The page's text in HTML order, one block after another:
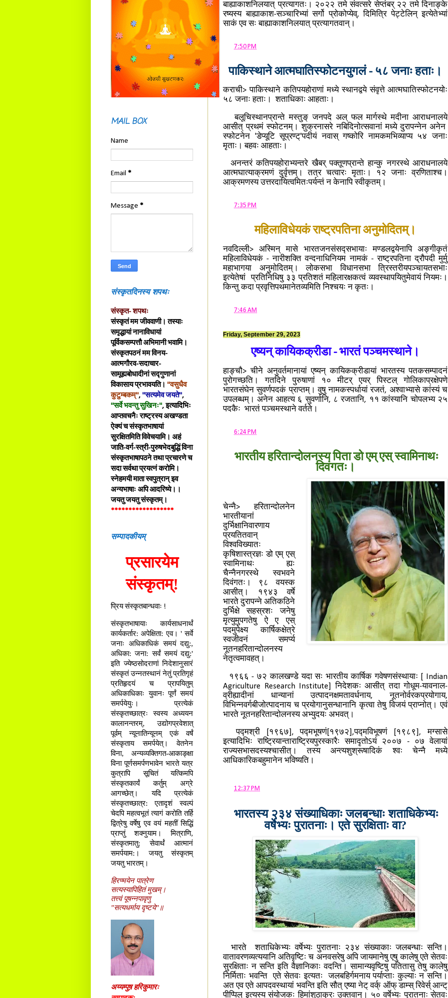
बाह्याकाशनिलयात् प्रत्यागतः। २०२२ तमे संवत्सरे सेप्तंबर् २२ तमे दिनाङ्के
रष्यस्य बाह्याकाश-सञ्चारिभ्यां सर्गो प्रोकोप्येव्, दिमित्रि पेट्टेलिन् इत्येतेभ्यां
साकं एव सः बाह्याकाशनिलयात् प्रत्यागतवान्।
7:50 PM
पाकिस्थाने आत्मघातिस्फोटनयुगलं - ५८ जनाः हताः।
कराची> पाकिस्थाने कतिपयहोराणां मध्ये स्थानद्वये संवृत्ते आत्मघातिस्फोटनयोः
५८ जनाः हताः। शताधिकाः आहताः।
बलूचिस्थानप्रान्ते मस्तुङ् जनपदे अल् फल मार्गस्थे मदीना आराधनालये
आसीत् प्रथमं स्फोटनम्। शुक्रनासरे नबिदिनोत्सवानां मध्ये दुरापन्नेन अनेन
स्फोटनेन 'डेप्यूटि सूप्रण्ट्'पदीय‌ं नवास् गष्कोरि नामकमभिव्याप्य ५४ जनाः
मृताः। बहवः आहताः।
अनन्तरं कतिपयहोराभ्यन्तरे खैबर् पक्तूणप्रान्ते हान्कु नगरस्थे आराधनालये
आत्मघात्याक्रमणं दुर्वृत्तम्। तत्र चत्वारः मृताः। १२ जनाः व्रणिताश्च।
आक्रमणस्य उत्तरदायित्वमितःपर्यन्तं न केनापि स्वीकृतम्।
7:35 PM
महिलाविधेयकं राष्ट्रपतिना अनुमोदितम्।
नवदिल्ली> अस्मिन् मासे भारतजनसंसद्सभायाः मण्डलद्वयेनापि अङ्गीकृतं
महिलाविधेयकं - नारीशक्ति वन्दनाधिनियम नामकं - राष्ट्रपतिना द्रौपदी मुर्मु
महाभागया अनुमोदितम्। लोकसभा विधानसभा त्रिस्तरीयपञ्चायतसभाः
इत्येतेषां प्रतिनिधिषु ३३ प्रतिशतं महिलारक्षकत्वं व्यवस्थापयितुमेवायं नियमः।
किन्तु कदा प्रवृत्तिपथमानेतव्यमिति निश्चयः न कृतः।
7:46 AM
Friday, September 29, 2023
एष्यन् कायिकक्रीडा - भारतं पञ्चमस्थाने।
हाङ्चौ> चीने अनुवर्तमानायां एष्यन् कायिकक्रीडायां भारतस्य पतकसम्पादनं
पुरोगच्छति। गतदिने पुरुषाणां १० मीटर् एयर् पिस्टल् गोलिकाप्रक्षेपणे
भारतसंघेन सुवर्णपदकं प्राप्तम्। वुषु नामकस्पर्धायां रजतं, अश्वाभ्यासे कांस्यं च
उपलब्धम्। अनेन आहत्य ६ सुवर्णानि, ८ रजतानि, ११ कांस्यानि चोपलभ्य २५
पदकैः भारतं पञ्चमस्थाने वर्तते।
6:24 PM
भारतीय हरितान्दोलनस्य पिता डो एम् एस् स्वामिनाथः
दिवंगतः।
चेन्नै> हरितान्दोलनेन
भारतीयानां
दुर्भिक्षानिवारणाय
प्रयतितवान्
विश्वविख्यातः
कृषिशास्त्रज्ञः डो एम् एस्
स्वामिनाथः ह्यः
चैन्नैनगरस्थे स्वभवने
दिवंगतः। ९८ वयस्क
आसीत्। १९४३ वर्षे
भारते दुरापन्ने अतिकठिने
दुर्भिक्षे सहस्रशः जनेषु
मृत्युमुपगतेषु ऐ ए एस्
पदमुपेक्ष्य कार्षिकक्षेत्रे
स्वजीवनं समर्प्य
नूतनहरितान्दोलनस्य
नेतृत्वमावहत्।
१९६६ - ७२ कालखण्डे यदा सः भारतीय कार्षिक गवेषणसंस्थायाः [ Indian
Agriculture Research Institute] निदेशकः आसीत् तदा गोधूम-यावनाल-
व्रीह्यादीनां धान्यानां उत्पादनक्षमतावर्धनाय, नूतनोर्वरकप्रयोगाय,
विभिन्नवर्गबीजोत्पादनाय च प्रयोगानुसन्धानानि कृत्वा तेषु विजयं प्राप्नोत्। एवं
भारते नूतनहरितान्दोलनस्य अभ्युदयः अभवत्।
पद्मश्री [१९६७], पद्मभूषणं[१९७२],पद्मविभूषणं [१९८९], मग्सासे
इत्यादिभिः राष्ट्रियान्ताराष्ट्रियपुरस्कारैः समादृतोSयं २००७ - ०७ वेलायां
राज्यसभासदस्यश्चासीत्। तस्य अन्त्यशुश्रूषादिकं श्वः चेन्नै मध्ये
आधिकारिकबहुमानेन भविष्यति।
12:37 PM
भारतस्य २३४ संख्याधिकाः जलबन्धाः शताधिकेभ्यः
वर्षेभ्यः पुरातनाः। एते सुरक्षिताः वा?
भारते शताधिकेभ्यः वर्षेभ्यः पुरातनाः २३४ संख्याकाः जलबन्धाः सन्ति।
वातावरणव्यत्ययानि अतिवृष्टिः च अनवसरेषु अपि जायमानेषु एषु कालेषु एते सेतवः
सुरक्षिताः न सन्ति इति वैज्ञानिकाः वदन्ति। सामान्यवृष्टिषु पतितासु तेषु कालेषु
निर्मिताः भवन्ति एते सेतवः इत्यतः जलबहिर्गमनाय पर्याप्ताः कुल्याः न सन्ति।
अत एव एते आपदवस्थायां भवन्ति इति सौत् एष्या नेट् वर्क् ऑफ् डाम्स् रिवेर्स् आन्ट्
पीप्पिल् इत्यस्य संयोजकः हिमांशुठाकुरः उक्तवान्। ५० वर्षेभ्यः पुरातनाः सेतवः
MAIL BOX
Name
Email *
Message *
संस्कृतदिनस्य शपथः
संस्कृत- शपथः
संस्कृतं मम जीववाणी। तस्याः
समृद्धायां नानाविधायां
पूर्विकसम्पत्तौ अभिमानी भवामि।
संस्कृतपठनं मम विनय-
आत्मगौरव-सदाचार-
सामूह्यबोधादीनां सद्गुणानां
विकासाय प्रभावयति। "वसुधैव
कुटुम्बकम्", "सत्यमेव जयते",
"सर्वे भवन्तु सुखिनः", इत्यादिभिः
आप्तवचनैः राष्ट्रस्य अखण्डता
ऐक्यं च संस्कृतभाषायां
सुरक्षितमिति विवेचयामि। अहं
जाति-वर्ग-स्त्री-पुरुषभेदबुद्धिं विना
संस्कृतभाषापठने तथा प्रचारणे च
सदा सर्वथा प्रयत्नं करोमि।
स्नेहमयी माता स्वपुत्रान् इव
अन्यभाषाः अपि आदरिष्ये।।
जयतु जयतु संस्कृतम्।
******************
सम्पादकीयम्
प्रसारयेम
संस्कृतम्!
प्रिय संस्कृतबान्धवाः !
संस्कृतभाषायाः कार्यसाधनार्थं
कार्यकर्तार: अपेक्षिता: एव। ' सर्वे
जनाः अधिकाधिकं समयं दद्यु:,
अधिका: जना: सर्वं समयं दद्यु:'
इति ज्येष्ठसोदराणां निदेशानुसारं
संस्कृतं उन्नतस्थानं नेतुं प्रतिगृहं
प्रतिहृदयं च प्रापयितुम्
अधिकाधिकाः युवानः पूर्णं समयं
समर्पयेयुः। प्रत्येकं
संस्कृतच्छात्रः स्वस्य अध्ययन
कालानन्तरम्, उद्योगप्रवेशात्
पूर्वम् न्यूनातिन्यूनम् एकं वर्षं
संस्कृताय समर्पयेत्। वेतनेन
विना, अन्यव्यक्तिगत-आकाङ्क्षा
विना पूर्णसमर्पणभावेन भारते यत्र
कुत्रापि सूचितं यत्किमपि
संस्कृतकार्यं कर्तुम् अग्रे
आगच्छेत्। यदि प्रत्येकं
संस्कृतच्छात्र: एतादृशं स्वल्पं
चेदपि महत्वभूतं त्यागं करोति तर्हि
द्वित्रेषु वर्षेषु एव वयं महतीं सिद्धिं
प्राप्तुं शक्नुयाम। मित्राणि,
संस्कृतमातु: सेवार्थं आत्मानं
समर्पयाम:। जयतु संस्कृतम्
जयतु भारतम्।
हिरण्मयेन पात्रेण
सत्यस्यापिहितं मुखम्।
तत्त्वं पूषन्नपावृणु
"सत्यधर्माय दृष्टये"॥
अय्यम्पुष़ हरिकुमारः